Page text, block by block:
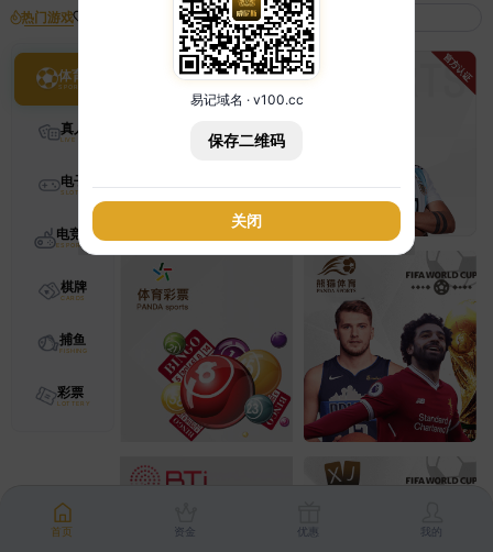
热门游戏
体育
真人
电子
电竞
棋牌
捕鱼
彩票
首页 资金 优惠 我的
易记域名 · v100.cc
保存二维码
关闭